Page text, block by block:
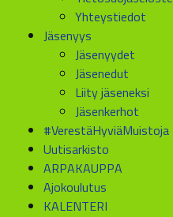
Yhteystiedot
Jäsenyys
Jäsenyydet
Jäsenedut
Liity jäseneksi
Jäsenkerhot
#VerestäHyviäMuistoja
Uutisarkisto
ARPAKAUPPA
Ajokoulutus
KALENTERI